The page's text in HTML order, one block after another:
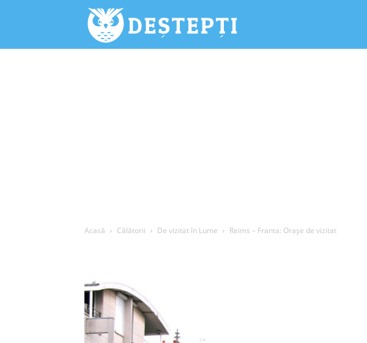
Deștepți.ro
Acasă Călătorii De vizitat în Lume Reims – Franta: Orașe de vizitat